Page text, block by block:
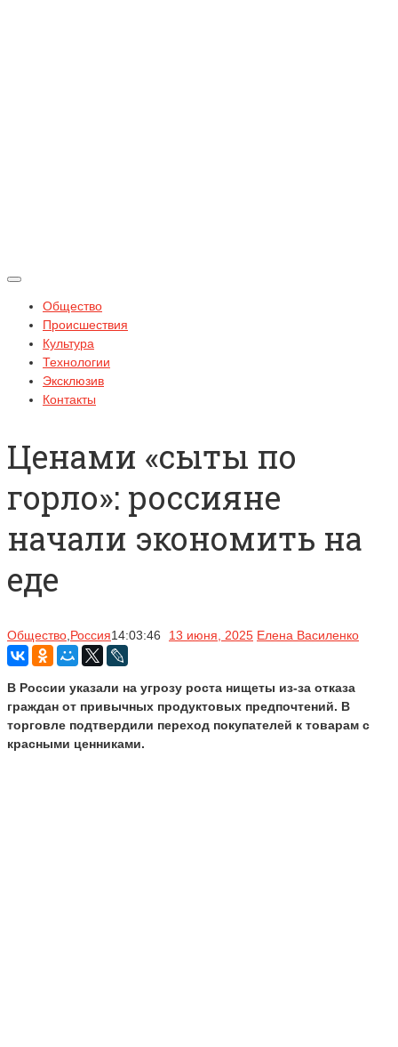
Общество
Происшествия
Культура
Технологии
Эксклюзив
Контакты
Ценами «сыты по
горло»: россияне
начали экономить на
еде
Общество Россия14:03:46 13 июня, 2025 Елена Василенко
В России указали на угрозу роста нищеты из-за отказа
граждан от привычных продуктовых предпочтений. В
торговле подтвердили переход покупателей к товарам с
красными ценниками.